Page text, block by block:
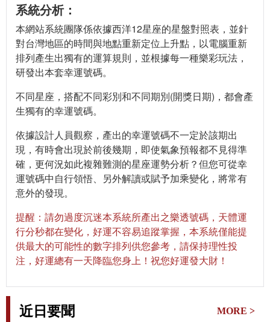
系統分析：
本網站系統團隊係依據西洋12星座的星盤對照表，並針
對台灣地區的時間與地點重新定位上升點，以電腦重新
排列產生出獨有的運算規則，並根據每一種樂彩玩法，
研發出本套幸運號碼。
不同星座，搭配不同彩別和不同期別(開獎日期)，都會產
生獨有的幸運號碼。
依據設計人員觀察，產出的幸運號碼不一定於該期出
現，有時會出現於前後幾期，即使氣象預報都不見得準
確，更何況如此複雜難測的星座運勢分析？但您可從幸
運號碼中自行領悟、另外解讀或賦予加乘變化，將常有
意外的發現。
提醒：請勿過度沉迷本系統所產出之樂透號碼，天體運
行分秒都在變化，好運不容易追蹤掌握，本系統僅能提
供最大的可能性的數字排列供您參考，請保持理性投
注，好運總有一天降臨您身上！祝您好運發大財！
近日要聞 MORE >